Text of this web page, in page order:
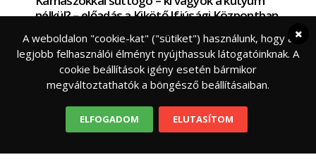
nélkül? – előadás a Kikötő Ifjúsági Központban
Kamasznak lenni sosem volt egyszerű, de talán
sohase volt ennyire bonyolult. Képernyők mögött
épülnek kapcsolatok, algoritmusok formálják a
véleményeket, a
A weboldalon "cookie-kat" ("sütiket") használunk, hogy a
legjobb felhasználói élményt nyújthassuk látogatóinknak. A
cookie beállítások igény esetén bármikor
megváltoztathatók a böngésző beállításaiban.
ELFOGADOM ELUTASÍTOM